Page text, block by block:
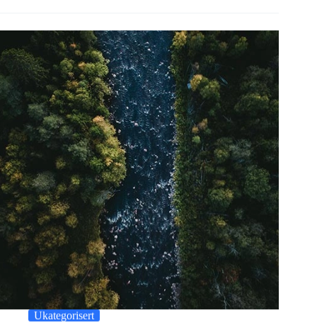
Convallis
Semper
Auctor
Ukategorisert